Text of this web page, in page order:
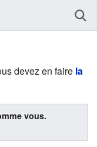
devez en faire la
vous.